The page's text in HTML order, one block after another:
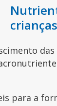
crianças
para a